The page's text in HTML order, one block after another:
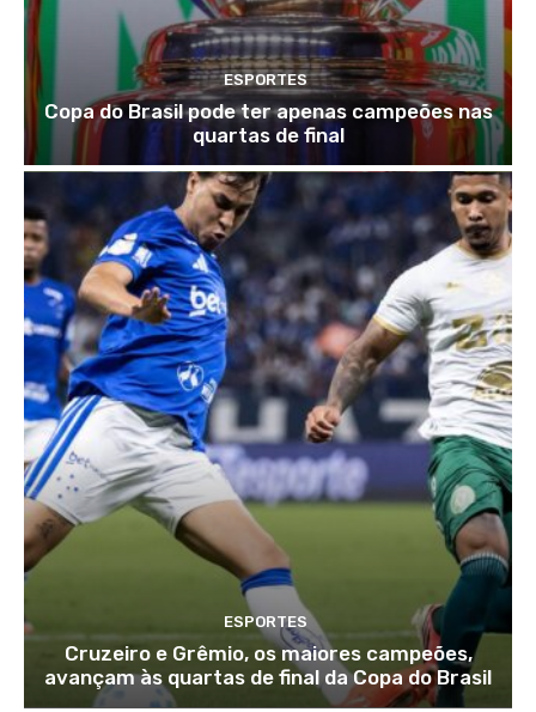
ESPORTES
Copa do Brasil pode ter apenas campeões nas
quartas de final
ESPORTES
Cruzeiro e Grêmio, os maiores campeões,
avançam às quartas de final da Copa do Brasil